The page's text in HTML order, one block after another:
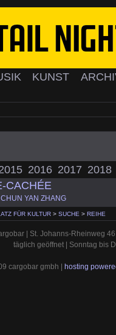
KUNST
2016 2017 2018
CACHÉE
CHUN YAN ZHANG
FÜR KULTUR > SUCHE > REIHE
| St. Johanns-Rheinweg
täglich geöffnet | Sonntag bis
cargobar gmbh | hosting